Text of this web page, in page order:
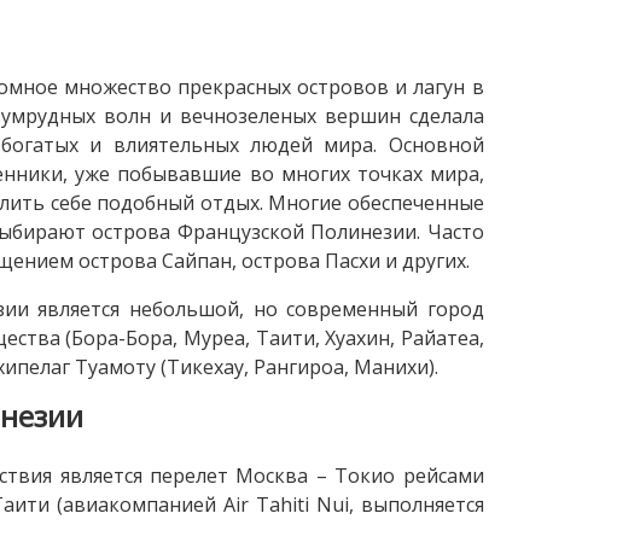
множество прекрасных островов и лагун в
волн и вечнозеленых вершин сделала
и влиятельных людей мира. Основной
уже побывавшие во многих точках мира,
себе подобный отдых. Многие обеспеченные
острова Французской Полинезии. Часто
острова Сайпан, острова Пасхи и других.
является небольшой, но современный город
(Бора-Бора, Муреа, Таити, Хуахин, Райатеа,
Туамоту (Тикехау, Рангироа, Манихи).
является перелет Москва – Токио рейсами
(авиакомпанией Air Tahiti Nui, выполняется